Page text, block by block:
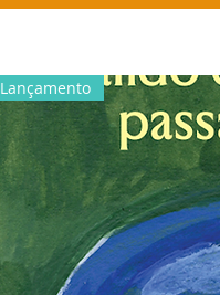
Lançamento